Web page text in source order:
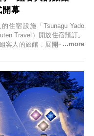
開幕
住宿設施「Tsunagu Yado
Travel）開放住宿預訂。
客人的旅館，展開一生一次
無二的特別時光。